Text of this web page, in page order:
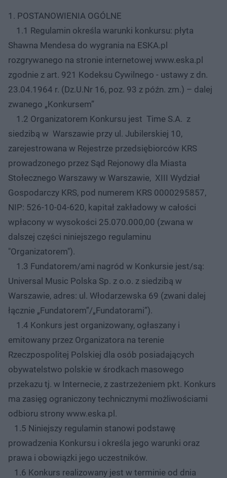
1. POSTANOWIENIA OGÓLNE
1.1 Regulamin określa warunki konkursu: płyta
Shawna Mendesa do wygrania na ESKA.pl
rozgrywanego na stronie internetowej www.eska.pl
zgodnie z art. 921 Kodeksu Cywilnego - ustawy z dn.
23.04.1964 r. (Dz.U.Nr 16, poz. 93 z późn. zm.) – dalej
zwanego „Konkursem”
1.2 Organizatorem Konkursu jest Time S.A. z
siedzibą w Warszawie przy ul. Jubilerskiej 10,
zarejestrowana w Rejestrze przedsiębiorców KRS
prowadzonego przez Sąd Rejonowy dla Miasta
Stołecznego Warszawy w Warszawie, XIII Wydział
Gospodarczy KRS, pod numerem KRS 0000295857,
NIP: 526-10-04-620, kapitał zakładowy w całości
wpłacony w wysokości 25.070.000,00 (zwana w
dalszej części niniejszego regulaminu
"Organizatorem").
1.3 Fundatorem/ami nagród w Konkursie jest/są:
Universal Music Polska Sp. z o.o. z siedzibą w
Warszawie, adres: ul. Włodarzewska 69 (zwani dalej
łącznie „Fundatorem”/„Fundatorami”).
1.4 Konkurs jest organizowany, ogłaszany i
emitowany przez Organizatora na terenie
Rzeczpospolitej Polskiej dla osób posiadających
obywatelstwo polskie w środkach masowego
przekazu tj. w Internecie, z zastrzeżeniem pkt. Konkurs
ma zasięg ograniczony technicznymi możliwościami
odbioru strony www.eska.pl.
1.5 Niniejszy regulamin stanowi podstawę
prowadzenia Konkursu i określa jego warunki oraz
prawa i obowiązki jego uczestników.
1.6 Konkurs realizowany jest w terminie od dnia